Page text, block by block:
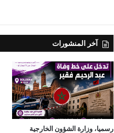
آخر المنشورات
رسميا، وزارة الشؤون الخارجية